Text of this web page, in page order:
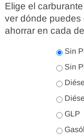
Elige el
ver dónde puedes
ahorrar en cada
Sin
Sin
GLP